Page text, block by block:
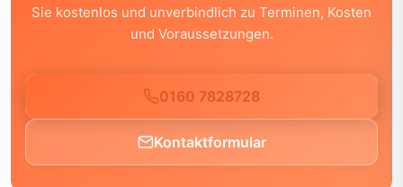
Sie kostenlos und unverbindlich zu Terminen, Kosten
und Voraussetzungen.
0160 7828728
Kontaktformular